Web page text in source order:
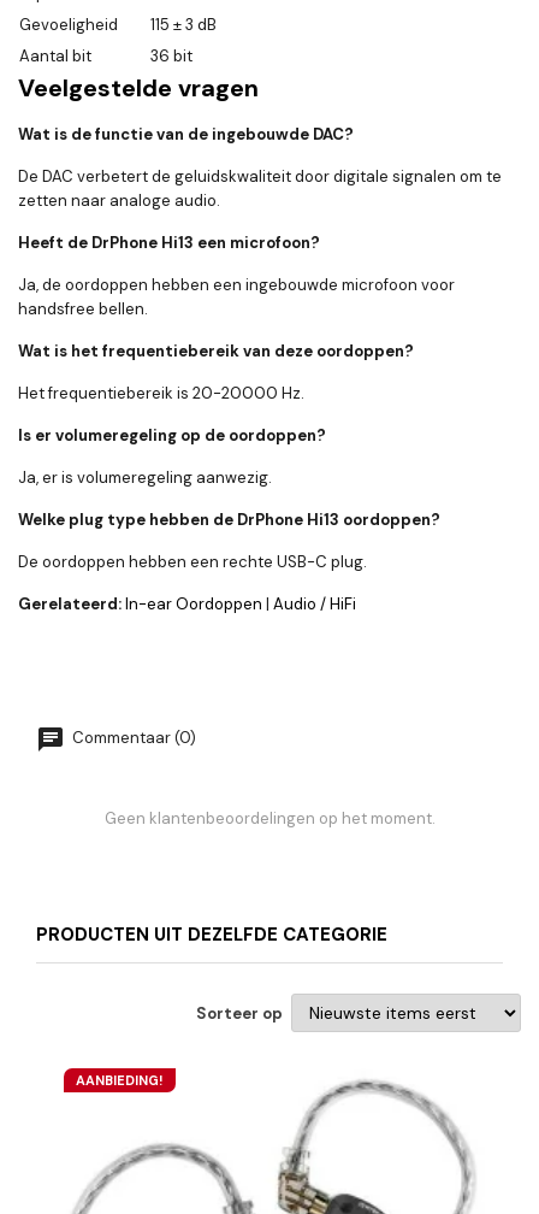
Gevoeligheid
115 ± 3 dB
Aantal bit
36 bit
Veelgestelde vragen
Wat is de functie van de ingebouwde DAC?
De DAC verbetert de geluidskwaliteit door digitale signalen om te
zetten naar analoge audio.
Heeft de DrPhone Hi13 een microfoon?
Ja, de oordoppen hebben een ingebouwde microfoon voor
handsfree bellen.
Wat is het frequentiebereik van deze oordoppen?
Het frequentiebereik is 20-20000 Hz.
Is er volumeregeling op de oordoppen?
Ja, er is volumeregeling aanwezig.
Welke plug type hebben de DrPhone Hi13 oordoppen?
De oordoppen hebben een rechte USB-C plug.
Gerelateerd:In-ear Oordoppen | Audio / HiFi
Commentaar (0)
Geen klantenbeoordelingen op het moment.
PRODUCTEN UIT DEZELFDE CATEGORIE
Sorteer op
AANBIEDING!